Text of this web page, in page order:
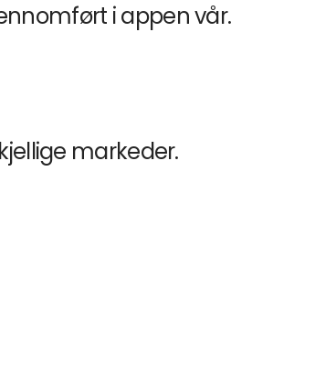
i appen vår.
markeder.